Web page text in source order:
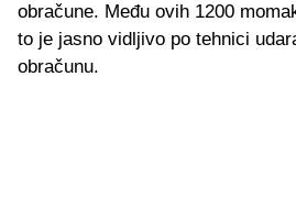
obračune. Među ovih 1200
to je jasno vidljivo po tehnici
obračunu.